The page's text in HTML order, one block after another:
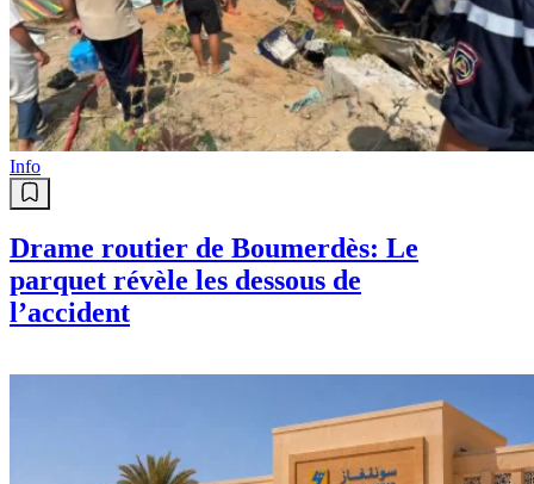
Info
Drame routier de Boumerdès: Le
parquet révèle les dessous de
l’accident